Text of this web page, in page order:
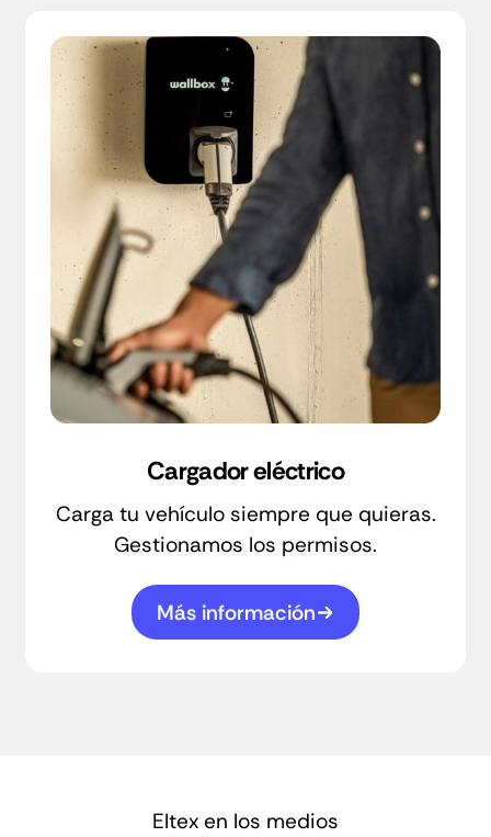
Cargador eléctrico
Carga tu vehículo siempre que quieras.
Gestionamos los permisos.
Más información
Eltex en los medios